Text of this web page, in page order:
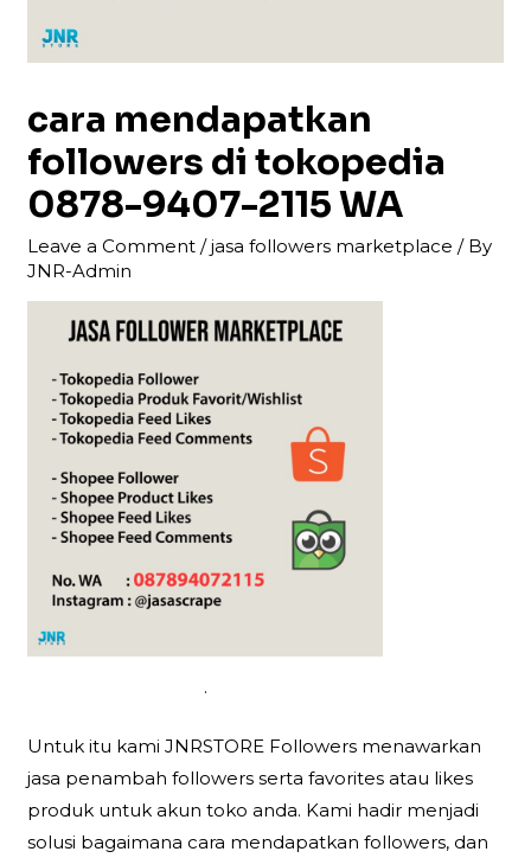
cara mendapatkan
followers di tokopedia
0878-9407-2115 WA
Leave a Comment /jasa followers marketplace / By
JNR-Admin
.
Untuk itu kami JNRSTORE Followers menawarkan
jasa penambah followers serta favorites atau likes
produk untuk akun toko anda. Kami hadir menjadi
solusi bagaimana cara mendapatkan followers, dan